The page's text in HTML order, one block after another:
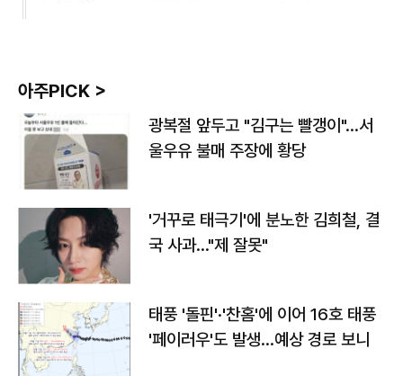
아주PICK >
광복절 앞두고 "김구는 빨갱이"…서
울우유 불매 주장에 황당
'거꾸로 태극기'에 분노한 김희철, 결
국 사과…"제 잘못"
태풍 '돌핀'·'찬홈'에 이어 16호 태풍
'페이러우'도 발생…예상 경로 보니